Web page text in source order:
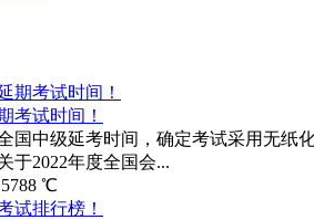
考试时间！
国中级延考时间，确定考试采用无纸
于2022年度全国会...
5788 ℃